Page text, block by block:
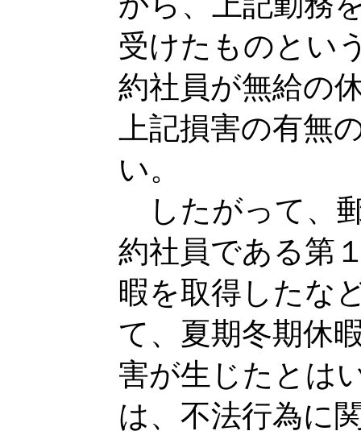
受けたものとい
約社員が無給の
上記損害の有無
い。
したがって、
約社員である第
暇を取得したな
て、夏期冬期休
害が生じたとは
は、不法行為に